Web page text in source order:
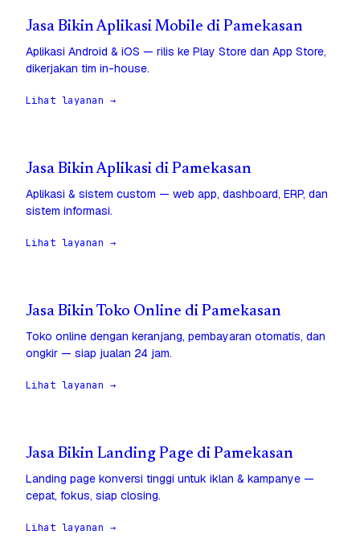
Jasa Bikin Aplikasi Mobile di Pamekasan
Aplikasi Android & iOS — rilis ke Play Store dan App Store,
dikerjakan tim in-house.
Lihat layanan →
Jasa Bikin Aplikasi di Pamekasan
Aplikasi & sistem custom — web app, dashboard, ERP, dan
sistem informasi.
Lihat layanan →
Jasa Bikin Toko Online di Pamekasan
Toko online dengan keranjang, pembayaran otomatis, dan
ongkir — siap jualan 24 jam.
Lihat layanan →
Jasa Bikin Landing Page di Pamekasan
Landing page konversi tinggi untuk iklan & kampanye —
cepat, fokus, siap closing.
Lihat layanan →